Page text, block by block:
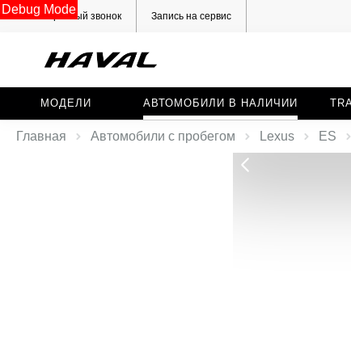
Debug ModeОбратный звонок Запись на сервис
МОДЕЛИ АВТОМОБИЛИ В НАЛИЧИИ
Главная Автомобили с пробегом Lexus ES